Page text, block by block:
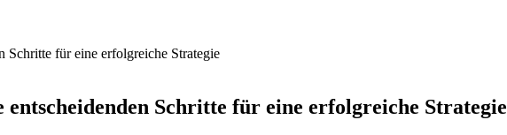
Schritte für eine erfolgreiche Strategie
Schritte für eine erfolgreiche Strategie